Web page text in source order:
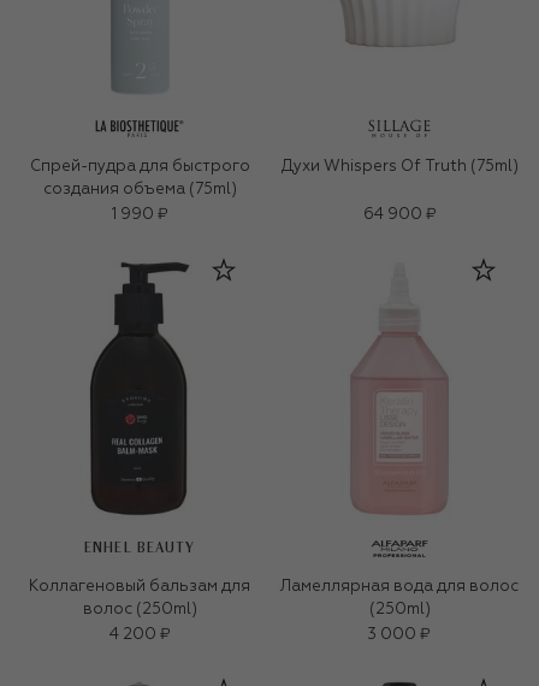
Спрей-пудра для быстрого
создания объема (75ml)
1 990 ₽
Духи Whispers Of Truth (75ml)
64 900 ₽
ENHEL BEAUTY
Коллагеновый бальзам для
волос (250ml)
4 200 ₽
Ламеллярная вода для волос
(250ml)
3 000 ₽